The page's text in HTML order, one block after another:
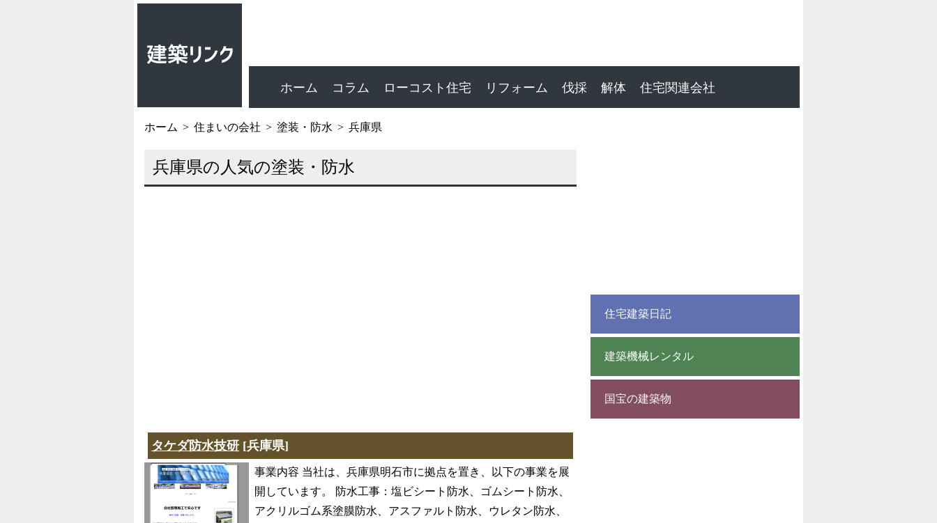
ホーム コラム ローコスト住宅 リフォーム 伐採 解体 住宅関連会社
ホーム 住まいの会社 塗装・防水 兵庫県
兵庫県の人気の塗装・防水
タケダ防水技研 [兵庫県]
事業内容 当社は、兵庫県明石市に拠点を置き、以下の事業を展
開しています。 防水工事：塩ビシート防水、ゴムシート防水、
アクリルゴム系塗膜防水、アスファルト防水、ウレタン防水、
住宅建築日記
建築機械レンタル
国宝の建築物